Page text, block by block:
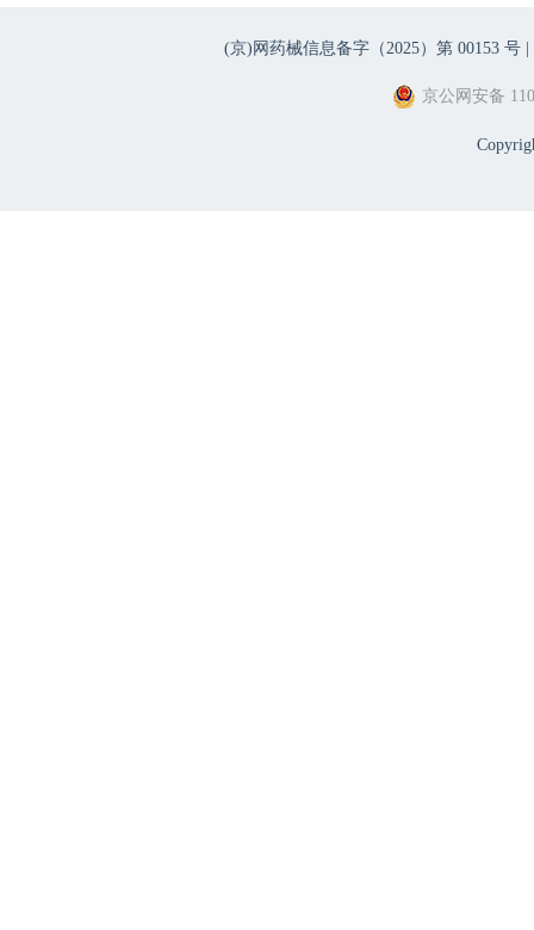
(京)网药械信息备字（2025）第 00153 号 |
京公网安备